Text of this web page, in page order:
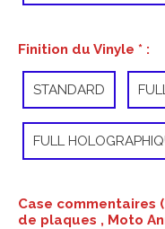
Finition du Vinyle * :
STANDARD
FULL
Case commentaires
de plaques , Moto